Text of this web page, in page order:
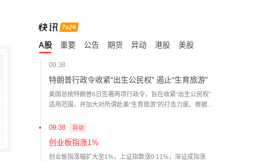
A股 重要 公告 期货 异动 港股 美股
09:38
特朗普行政令收紧“出生公民权” 遏止“生育旅游”
美国总统特朗普6日签署两项行政令，旨在收紧“出生公民权”
适用范围，并加大对所谓赴美“生育旅游”的打击力度。根据白
权”的部分特定外国人在美新生子女，如“敌对外国势力”（包
工作的外国外交人员的子女、参加赴美“生育旅游”人员的子
女，以及通过在美境内商业代孕所产子女等。第二项行政令
09:38 异动
创业板指涨1%
创业板指涨幅扩大至1%，上证指数涨0.11%，深证成指涨